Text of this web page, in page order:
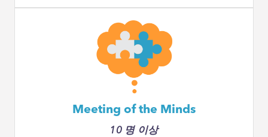
Meeting of the Minds
10 명 이상